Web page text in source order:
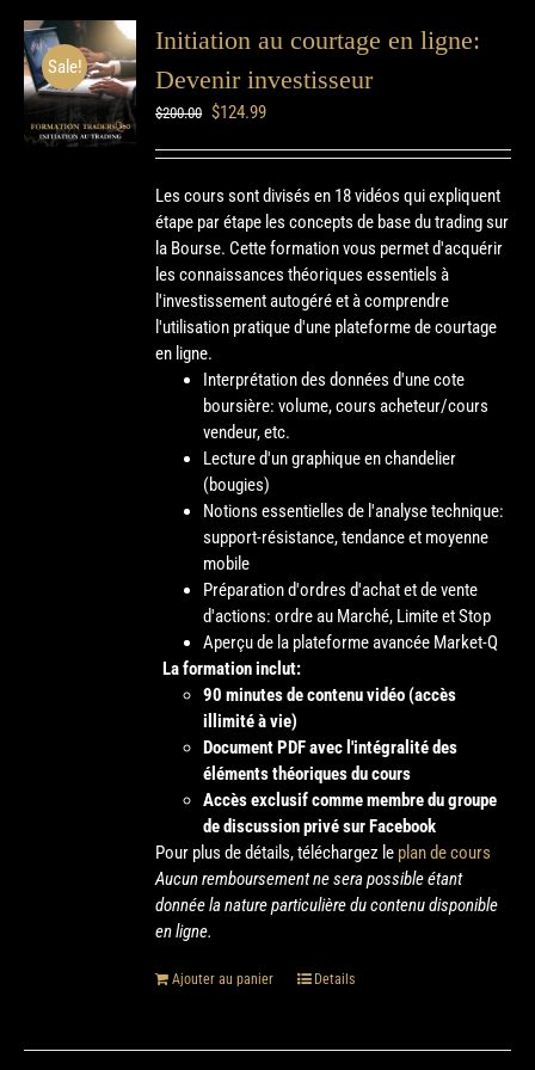
Sale!
Initiation au courtage en ligne:
Devenir investisseur
$200.00 $124.99
Les cours sont divisés en 18 vidéos qui expliquent
étape par étape les concepts de base du trading sur
la Bourse. Cette formation vous permet d'acquérir
les connaissances théoriques essentiels à
l'investissement autogéré et à comprendre
l'utilisation pratique d'une plateforme de courtage
en ligne.
Interprétation des données d'une cote
boursière: volume, cours acheteur/cours
vendeur, etc.
Lecture d'un graphique en chandelier
(bougies)
Notions essentielles de l'analyse technique:
support-résistance, tendance et moyenne
mobile
Préparation d'ordres d'achat et de vente
d'actions: ordre au Marché, Limite et Stop
Aperçu de la plateforme avancée Market-Q
La formation inclut:
90 minutes de contenu vidéo (accès
illimité à vie)
Document PDF avec l'intégralité des
éléments théoriques du cours
Accès exclusif comme membre du groupe
de discussion privé sur Facebook
Pour plus de détails, téléchargez le plan de cours
Aucun remboursement ne sera possible étant
donnée la nature particulière du contenu disponible
en ligne.
Ajouter au panier Details